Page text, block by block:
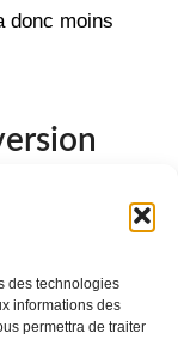
des technologies
informations des
permettra de traiter
donc moins
page
donne
l’UX design